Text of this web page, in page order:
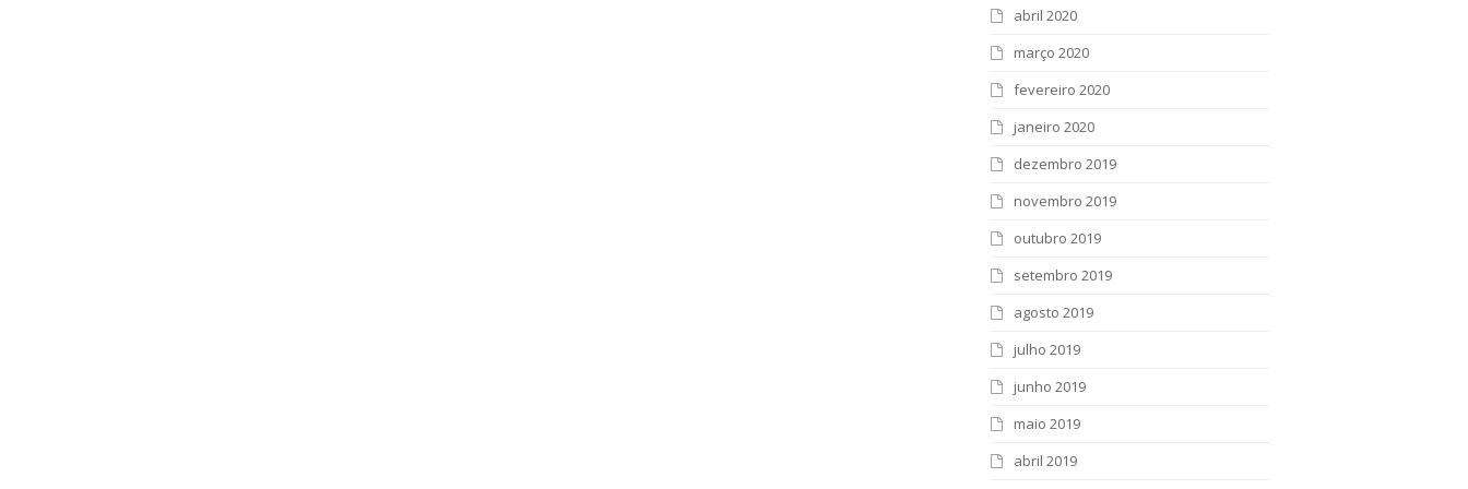
abril 2020
março 2020
fevereiro 2020
janeiro 2020
dezembro 2019
novembro 2019
outubro 2019
setembro 2019
agosto 2019
julho 2019
junho 2019
maio 2019
abril 2019